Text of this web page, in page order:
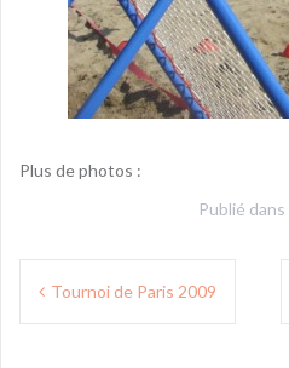
Plus de photos :
Publié dans
Navigation
Tournoi de Paris 2009